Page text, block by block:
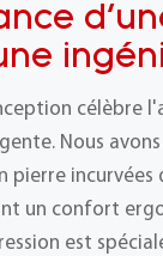
célèbre
Nous
pierre
un confort
est